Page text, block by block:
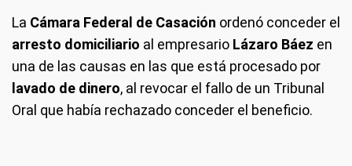
La Cámara Federal de Casación ordenó conceder el
arresto domiciliario al empresario Lázaro Báez en
una de las causas en las que está procesado por
lavado de dinero, al revocar el fallo de un Tribunal
Oral que había rechazado conceder el beneficio.